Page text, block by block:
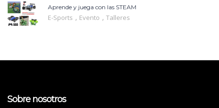
Aprende y juega con las STEAM
E-Sports , Evento , Talleres
Sobre nosotros